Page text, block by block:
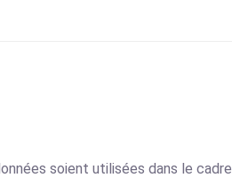
soient utilisées dans le cadre